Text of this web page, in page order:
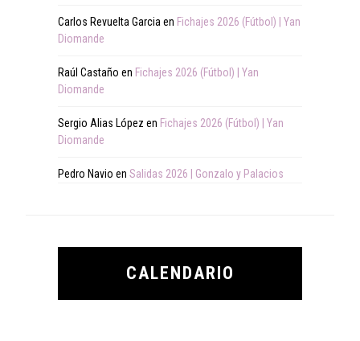
Carlos Revuelta Garcia en Fichajes 2026 (Fútbol) | Yan
Diomande
Raúl Castaño en Fichajes 2026 (Fútbol) | Yan
Diomande
Sergio Alias López en Fichajes 2026 (Fútbol) | Yan
Diomande
Pedro Navio en Salidas 2026 | Gonzalo y Palacios
CALENDARIO